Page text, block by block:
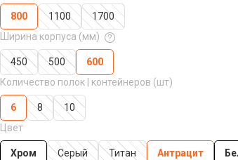
800 1100
1700
Ширина корпуса (мм)
450 500
600
Количество полок | контейнеров (шт)
6 8
10
Цвет
Хром Серый Титан Антрацит